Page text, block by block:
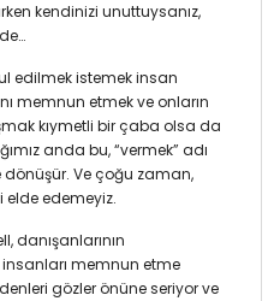
kendinizi unuttuysanız,
edilmek istemek insan
memnun etmek ve onların
kıymetli bir çaba olsa da
anda bu, “vermek” adı
Ve çoğu zaman,
elde edemeyiz.
danışanlarının
memnun etme
gözler önüne seriyor ve